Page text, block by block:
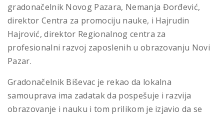
gradonačelnik Novog Pazara, Nemanja Đorđević,
direktor Centra za promociju nauke, i Hajrudin
Hajrović, direktor Regionalnog centra za
profesionalni razvoj zaposlenih u obrazovanju Novi
Pazar.
Gradonačelnik Biševac je rekao da lokalna
samouprava ima zadatak da pospešuje i razvija
obrazovanje i nauku i tom prilikom je izjavio da se